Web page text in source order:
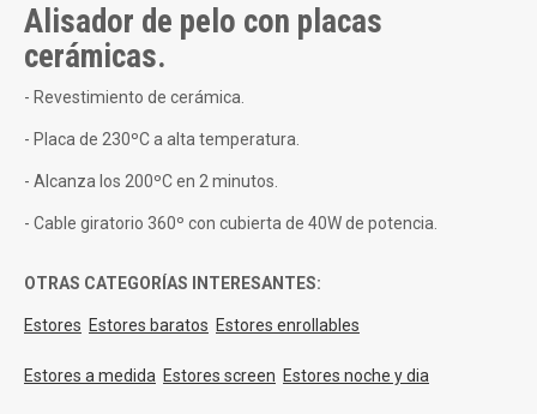
Alisador de pelo con placas
cerámicas.
- Revestimiento de cerámica.
- Placa de 230ºC a alta temperatura.
- Alcanza los 200ºC en 2 minutos.
- Cable giratorio 360º con cubierta de 40W de potencia.
OTRAS CATEGORÍAS INTERESANTES:
Estores Estores baratos Estores enrollables
Estores a medida Estores screen Estores noche y dia